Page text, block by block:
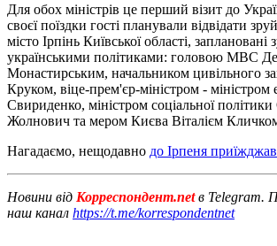
Для обох міністрів це перший візит до
своєї поїздки гості планували відвідати
місто Ірпінь Київської області, заплановані
українськими політиками: головою МВС
Монастирським, начальником цивільного
Круком, віце-прем'єр-міністром -
Свириденко, міністром соціальної
Жолнович та мером Києва Віталієм
Нагадаємо, нещодавно до Ірпеня
Новини від Корреспондент.netв Telegram.
наш канал https://t.me/korrespondentnet